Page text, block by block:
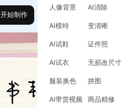
人像背景
AI模特
AI试鞋
AI试衣
服装换色
AI带货视频
AI消除
变清晰
证件照
无损改尺寸
拼图
商品精修
开始制作